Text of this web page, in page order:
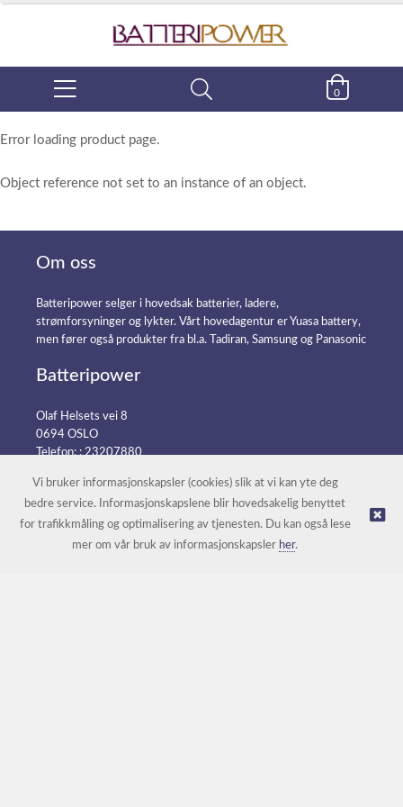
0
Error loading product page.
Object reference not set to an instance of an object.
Om oss
Batteripower selger i hovedsak batterier, ladere,
strømforsyninger og lykter. Vårt hovedagentur er Yuasa battery,
men fører også produkter fra bl.a. Tadiran, Samsung og Panasonic
Batteripower
Olaf Helsets vei 8
0694 OSLO
Telefon: :23207880
© Batteripower |Nettbutikk levert av Kréatif
Vi bruker informasjonskapsler (cookies) slik at vi kan yte deg
bedre service. Informasjonskapslene blir hovedsakelig benyttet
for trafikkmåling og optimalisering av tjenesten. Du kan også lese
mer om vår bruk av informasjonskapsler her.